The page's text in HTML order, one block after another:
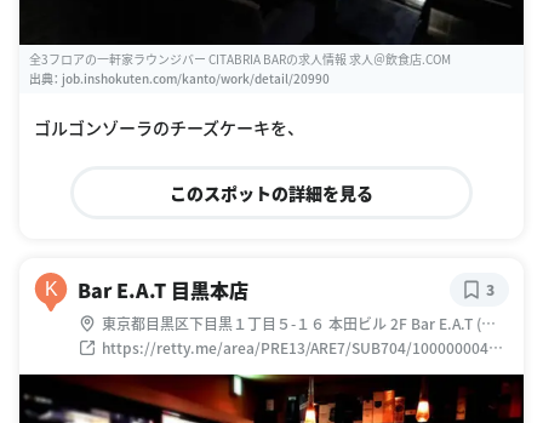
全3フロアの一軒家ラウンジバー CITABRIA BARの求人情報 求人＠飲食店.COM
出典： job.inshokuten.com/kanto/work/detail/20990
ゴルゴンゾーラのチーズケーキを、
このスポットの詳細を見る
K Bar E.A.T 目黒本店
東京都目黒区下目黒１丁目５-１６ 本田ビル 2F Bar E.A.T (バ
ー・イート
https://retty.me/area/PRE13/ARE7/SUB704/10000000455
4/
3